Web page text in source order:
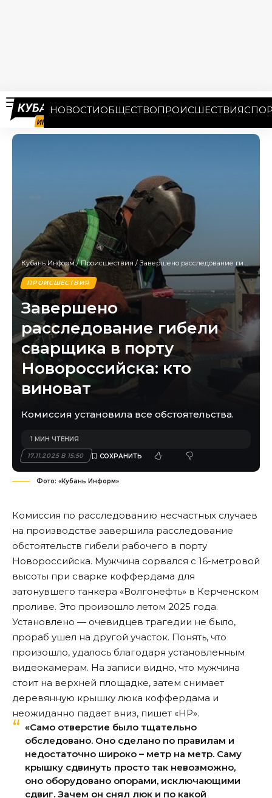
НОВОСТИОБЩЕСТВОПРОИСШЕСТВИЯ
Кубань Информ/Происшествия / Завершено расследование гибели сварщика в порту Новороссийска: кто виноват
ПРОИСШЕСТВИЯ
Завершено
расследование гибели
сварщика в порту
Новороссийска: кто
виноват
Комиссия установила все обстоятельства.
17.11.2025 В 15:50
1 МИН ЧТЕНИЯ
Фото: «Кубань Информ»
Комиссия по расследованию несчастных случаев
на производстве завершила расследование
обстоятельств гибели рабочего в порту
Новороссийска. Мужчина сорвался с 16-метровой
высоты при сварке коффердама для
затонувшего танкера «Волгонефть» в Керченском
проливе. Это произошло летом 2025 года.
Установлено — очевидцев трагедии не было,
прораб ушел на другой участок. Понять, что
произошло, удалось благодаря установленным
видеокамерам. На записи видно, что мужчина
стоит на верхней площадке, затем снимает
деревянную крышку люка коффердама и
неожиданно падает вниз, пишет «НР».
«Само отверстие было тщательно
обследовано. Оно сделано по правилам и
недостаточно широко – метр на метр. Саму
крышку сдвинуть просто так невозможно,
оно оборудовано опорами, исключающими
сдвиг. Зачем он снял люк и по какой